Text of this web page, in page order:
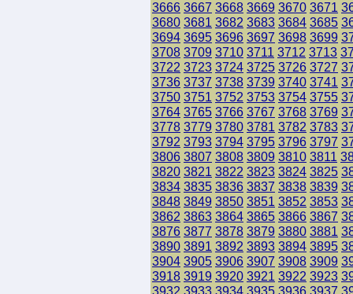
3666 3667 3668 3669 3670 3671
3680 3681 3682 3683 3684 3685
3694 3695 3696 3697 3698 3699
3708 3709 3710 3711 3712 3713
3722 3723 3724 3725 3726 3727
3736 3737 3738 3739 3740 3741
3750 3751 3752 3753 3754 3755
3764 3765 3766 3767 3768 3769
3778 3779 3780 3781 3782 3783
3792 3793 3794 3795 3796 3797
3806 3807 3808 3809 3810 3811
3820 3821 3822 3823 3824 3825
3834 3835 3836 3837 3838 3839
3848 3849 3850 3851 3852 3853
3862 3863 3864 3865 3866 3867
3876 3877 3878 3879 3880 3881
3890 3891 3892 3893 3894 3895
3904 3905 3906 3907 3908 3909
3918 3919 3920 3921 3922 3923
3932 3933 3934 3935 3936 3937